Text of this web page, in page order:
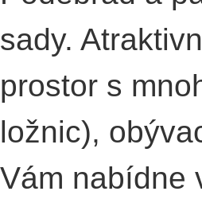
sady.
prostor s
ložnic),
Vám nabídne